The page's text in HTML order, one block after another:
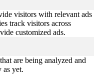
visitors with relevant ads
track visitors across
customized ads.
are being analyzed and
as yet.